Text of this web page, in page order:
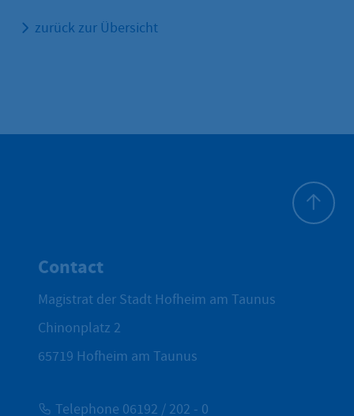
zurück zur Übersicht
Contact
Magistrat der Stadt Hofheim am Taunus
Chinonplatz 2
65719 Hofheim am Taunus
Telephone 06192 / 202 - 0